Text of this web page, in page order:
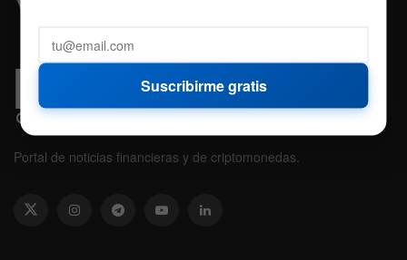
Portal de noticias financieras y de criptomonedas.
Suscribirme gratis